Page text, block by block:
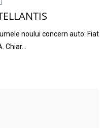
noului concern auto: Fiat
Chiar…